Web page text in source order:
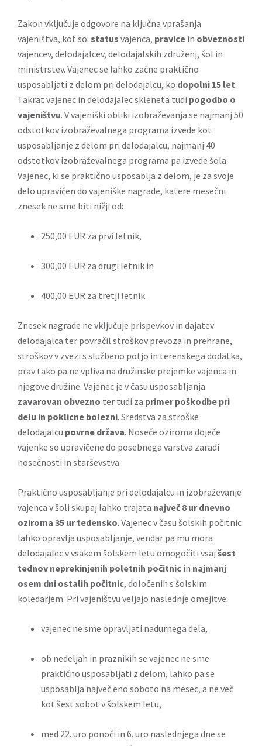
Zakon vključuje odgovore na ključna vprašanja
vajeništva, kot so: status vajenca, pravice in obveznosti
vajencev, delodajalcev, delodajalskih združenj, šol in
ministrstev. Vajenec se lahko začne praktično
usposabljati z delom pri delodajalcu, ko dopolni 15 let.
Takrat vajenec in delodajalec skleneta tudi pogodbo o
vajeništvu. V vajeniški obliki izobraževanja se najmanj 50
odstotkov izobraževalnega programa izvede kot
usposabljanje z delom pri delodajalcu, najmanj 40
odstotkov izobraževalnega programa pa izvede šola.
Vajenec, ki se praktično usposablja z delom, je za svoje
delo upravičen do vajeniške nagrade, katere mesečni
znesek ne sme biti nižji od:
250,00 EUR za prvi letnik,
300,00 EUR za drugi letnik in
400,00 EUR za tretji letnik.
Znesek nagrade ne vključuje prispevkov in dajatev
delodajalca ter povračil stroškov prevoza in prehrane,
stroškov v zvezi s službeno potjo in terenskega dodatka,
prav tako pa ne vpliva na družinske prejemke vajenca in
njegove družine. Vajenec je v času usposabljanja
zavarovan obvezno ter tudi za primer poškodbe pri
delu in poklicne bolezni. Sredstva za stroške
delodajalcu povrne država. Noseče oziroma doječe
vajenke so upravičene do posebnega varstva zaradi
nosečnosti in starševstva.
Praktično usposabljanje pri delodajalcu in izobraževanje
vajenca v šoli skupaj lahko trajata največ 8 ur dnevno
oziroma 35 ur tedensko. Vajenec v času šolskih počitnic
lahko opravlja usposabljanje, vendar pa mu mora
delodajalec v vsakem šolskem letu omogočiti vsaj šest
tednov neprekinjenih poletnih počitnic in najmanj
osem dni ostalih počitnic, določenih s šolskim
koledarjem. Pri vajeništvu veljajo naslednje omejitve:
vajenec ne sme opravljati nadurnega dela,
ob nedeljah in praznikih se vajenec ne sme
praktično usposabljati z delom, lahko pa se
usposablja največ eno soboto na mesec, a ne več
kot šest sobot v šolskem letu,
med 22. uro ponoči in 6. uro naslednjega dne se